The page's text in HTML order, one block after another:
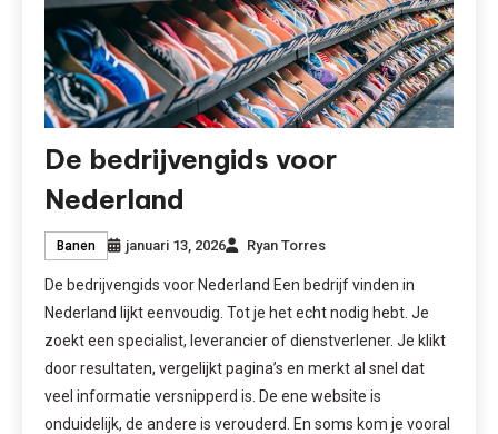
De bedrijvengids voor
Nederland
Banen januari 13, 2026 Ryan Torres
De bedrijvengids voor Nederland Een bedrijf vinden in
Nederland lijkt eenvoudig. Tot je het echt nodig hebt. Je
zoekt een specialist, leverancier of dienstverlener. Je klikt
door resultaten, vergelijkt pagina’s en merkt al snel dat
veel informatie versnipperd is. De ene website is
onduidelijk, de andere is verouderd. En soms kom je vooral